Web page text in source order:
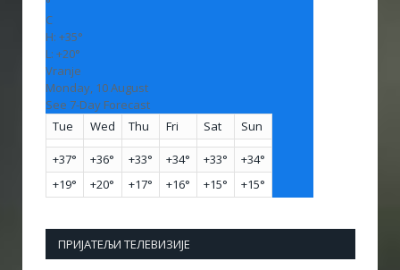
C
H: +35°
L: +20°
Vranje
Monday, 10 August
See 7-Day Forecast
Tue
Wed Thu Fri Sat Sun
+37° +36° +33° +34° +33° +34°
+19° +20° +17° +16° +15° +15°
ПРИЈАТЕЉИ ТЕЛЕВИЗИЈЕ